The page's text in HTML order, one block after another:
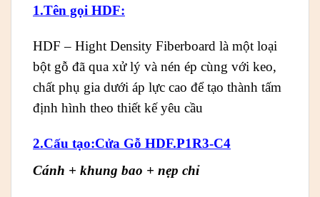
1.Tên gọi HDF:
HDF – Hight Density Fiberboard là một loại
bột gỗ đã qua xử lý và nén ép cùng với keo,
chất phụ gia dưới áp lực cao để tạo thành tấm
định hình theo thiết kế yêu cầu
2.Cấu tạo:Cửa Gỗ HDF.P1R3-C4
Cánh + khung bao + nẹp chỉ